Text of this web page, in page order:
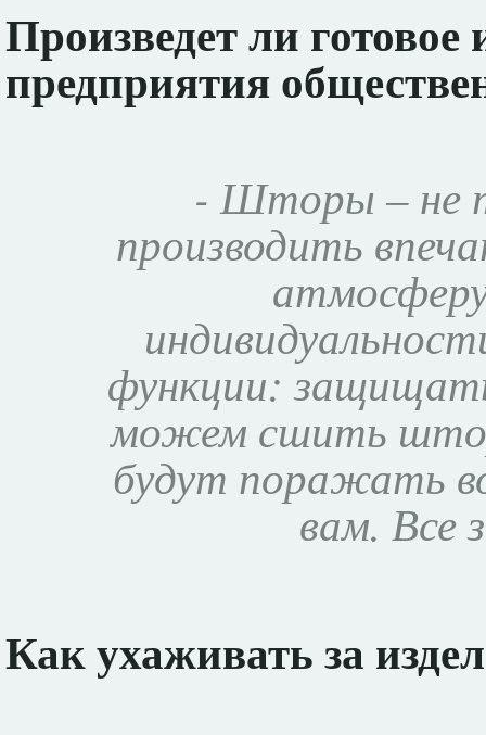
Произведет ли готовое
предприятия
- Шторы – не
производить
функции:
можем сшить
будут поражать
вам. Все
Как ухаживать за